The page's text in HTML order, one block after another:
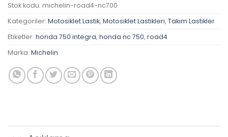
Stok kodu: michelin-road4-nc700
Kategoriler: Motosiklet Lastik, Motosiklet Lastikleri, Takım Lastikler
Etiketler: honda 750 integra, honda nc 750, road4
Marka: Michelin